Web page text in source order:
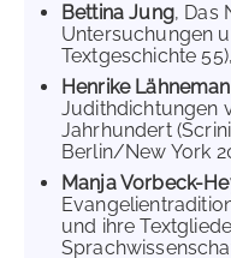
Bettina Jung, Das
Untersuchungen
Textgeschichte
Henrike
Judithdichtungen
Jahrhundert
Berlin/New York
Manja Vorbeck-
und ihre